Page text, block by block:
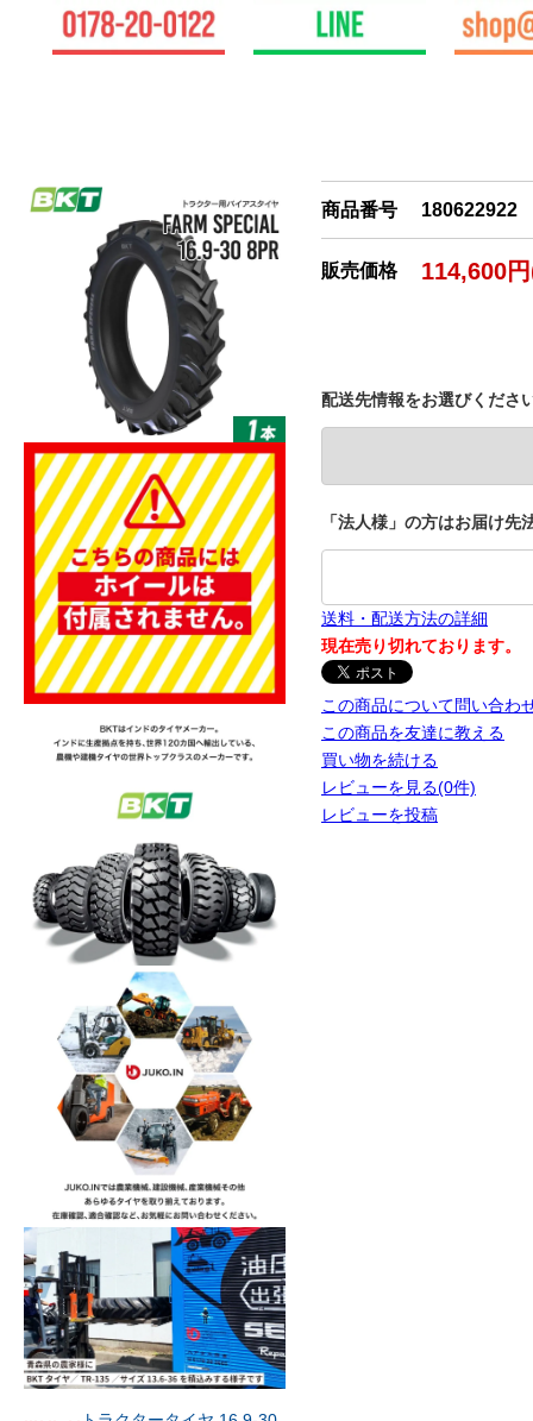
商品番号 180622922
販売価格 114,600
配送先情報をお選びくださ
「法人様」の方はお届け
送料・配送方法の詳細
現在売り切れております。
この商品について問い合わ
この商品を友達に教える
買い物を続ける
レビューを見る(0件)
レビューを投稿